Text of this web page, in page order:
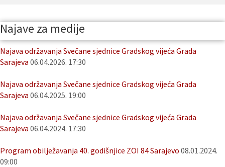
Najave za medije
Najava održavanja Svečane sjednice Gradskog vijeća Grada
Sarajeva 06.04.2026. 17:30
Najava održavanja Svečane sjednice Gradskog vijeća Grada
Sarajeva 06.04.2025. 19:00
Najava održavanja Svečane sjednice Gradskog vijeća Grada
Sarajeva 06.04.2024. 17:30
Program obilježavanja 40. godišnjice ZOI 84 Sarajevo 08.01.2024.
09:00